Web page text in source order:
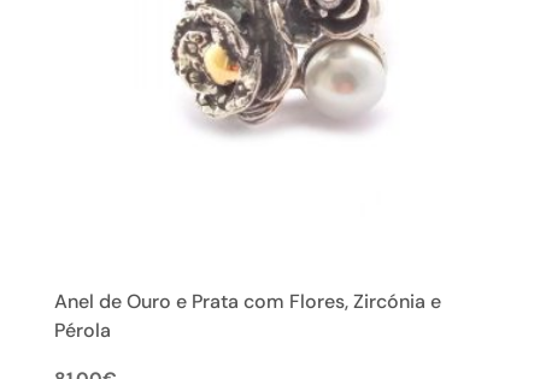
Anel de Ouro e Prata com Flores, Zircónia e
Pérola